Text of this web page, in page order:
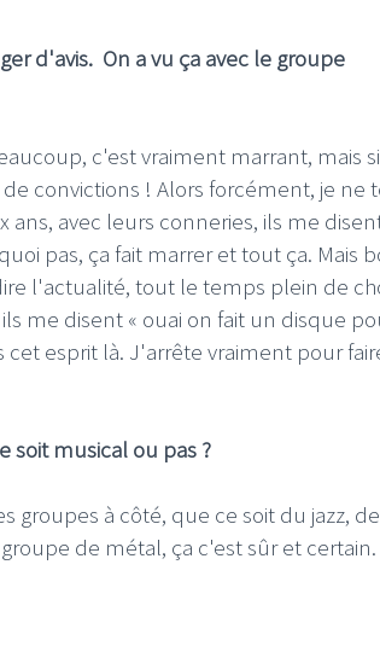
d'avis. On a vu ça avec le groupe
c'est vraiment marrant, mais si
convictions ! Alors forcément, je ne
ans, avec leurs conneries, ils me
pas, ça fait marrer et tout ça. Mais
l'actualité, tout le temps plein de
me disent « ouai on fait un disque
cet esprit là. J'arrête vraiment pour
soit musical ou pas ?
à côté, que ce soit du jazz,
de métal, ça c'est sûr et